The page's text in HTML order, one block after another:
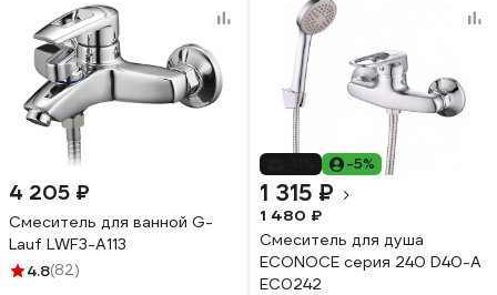
4 205 ₽
Смеситель для ванной G-
Lauf LWF3-A113
4.8(82)
-5%
1 315 ₽
1 480 ₽
Смеситель для душа
ECONOCE серия 240 D40-A
EC0242